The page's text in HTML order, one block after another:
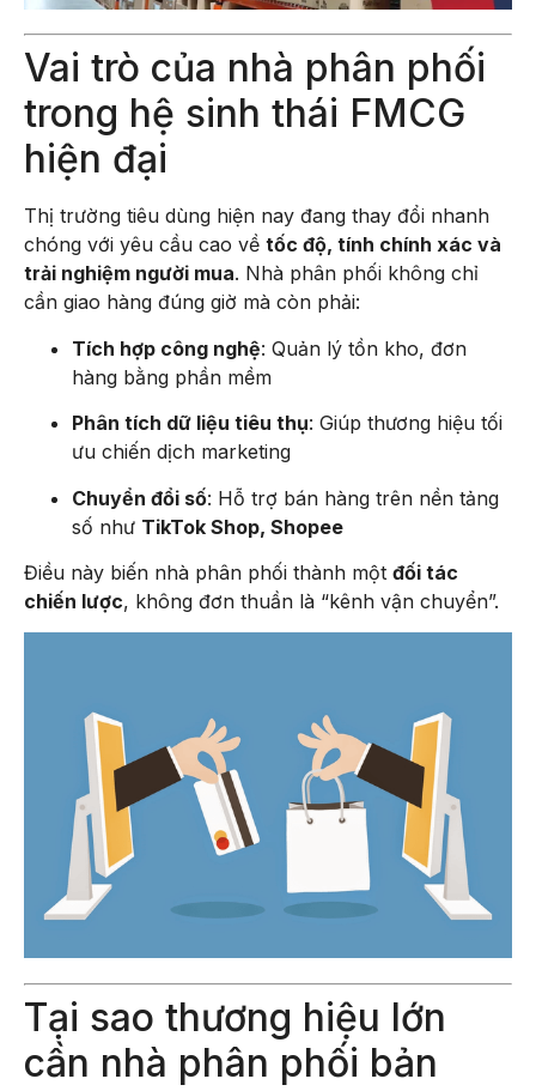
Vai trò của nhà phân phối
trong hệ sinh thái FMCG
hiện đại
Thị trường tiêu dùng hiện nay đang thay đổi nhanh
chóng với yêu cầu cao về tốc độ, tính chính xác và
trải nghiệm người mua. Nhà phân phối không chỉ
cần giao hàng đúng giờ mà còn phải:
Tích hợp công nghệ: Quản lý tồn kho, đơn
hàng bằng phần mềm
Phân tích dữ liệu tiêu thụ: Giúp thương hiệu tối
ưu chiến dịch marketing
Chuyển đổi số: Hỗ trợ bán hàng trên nền tảng
số như TikTok Shop, Shopee
Điều này biến nhà phân phối thành một đối tác
chiến lược, không đơn thuần là “kênh vận chuyển”.
Tại sao thương hiệu lớn
cần nhà phân phối bản